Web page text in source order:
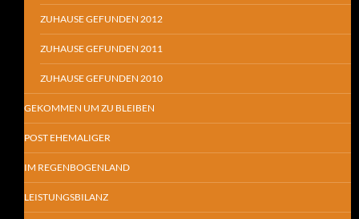
ZUHAUSE GEFUNDEN 2012
ZUHAUSE GEFUNDEN 2011
ZUHAUSE GEFUNDEN 2010
GEKOMMEN UM ZU BLEIBEN
POST EHEMALIGER
IM REGENBOGENLAND
LEISTUNGSBILANZ